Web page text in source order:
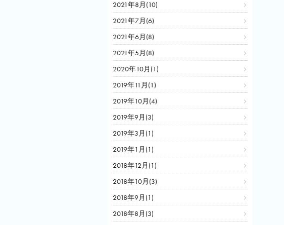
2021年8月(10)
2021年7月(6)
2021年6月(8)
2021年5月(8)
2020年10月(1)
2019年11月(1)
2019年10月(4)
2019年9月(3)
2019年3月(1)
2019年1月(1)
2018年12月(1)
2018年10月(3)
2018年9月(1)
2018年8月(3)